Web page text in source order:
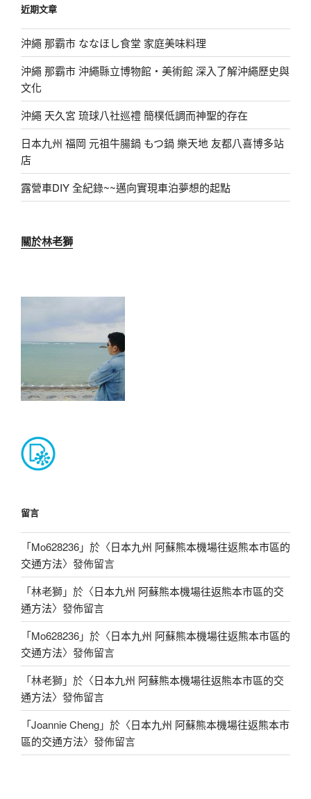
近期文章
沖繩 那霸市 ななほし食堂 家庭美味料理
沖繩 那霸市 沖繩縣立博物館・美術館 深入了解沖繩歷史與
文化
沖繩 天久宮 琉球八社巡禮 簡樸低調而神聖的存在
日本九州 福岡 元祖牛腸鍋 もつ鍋 樂天地 友都八喜博多站
店
露營車DIY 全紀錄~~邁向實現車泊夢想的起點
關於林老獅
留言
「Mo628236」於〈日本九州 阿蘇熊本機場往返熊本市區的
交通方法〉發佈留言
「林老獅」於〈日本九州 阿蘇熊本機場往返熊本市區的交
通方法〉發佈留言
「Mo628236」於〈日本九州 阿蘇熊本機場往返熊本市區的
交通方法〉發佈留言
「林老獅」於〈日本九州 阿蘇熊本機場往返熊本市區的交
通方法〉發佈留言
「Joannie Cheng」於〈日本九州 阿蘇熊本機場往返熊本市
區的交通方法〉發佈留言